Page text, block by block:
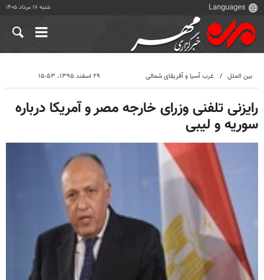
شنبه ۱۷ مرداد ۱۴۰۵
بین الملل غرب آسیا و آفریقای شمالی ۲۹ اسفند ۱۳۹۵، ۱۵:۵۳
رایزنی تلفنی وزرای خارجه مصر و آمریکا درباره
سوریه و لیبی